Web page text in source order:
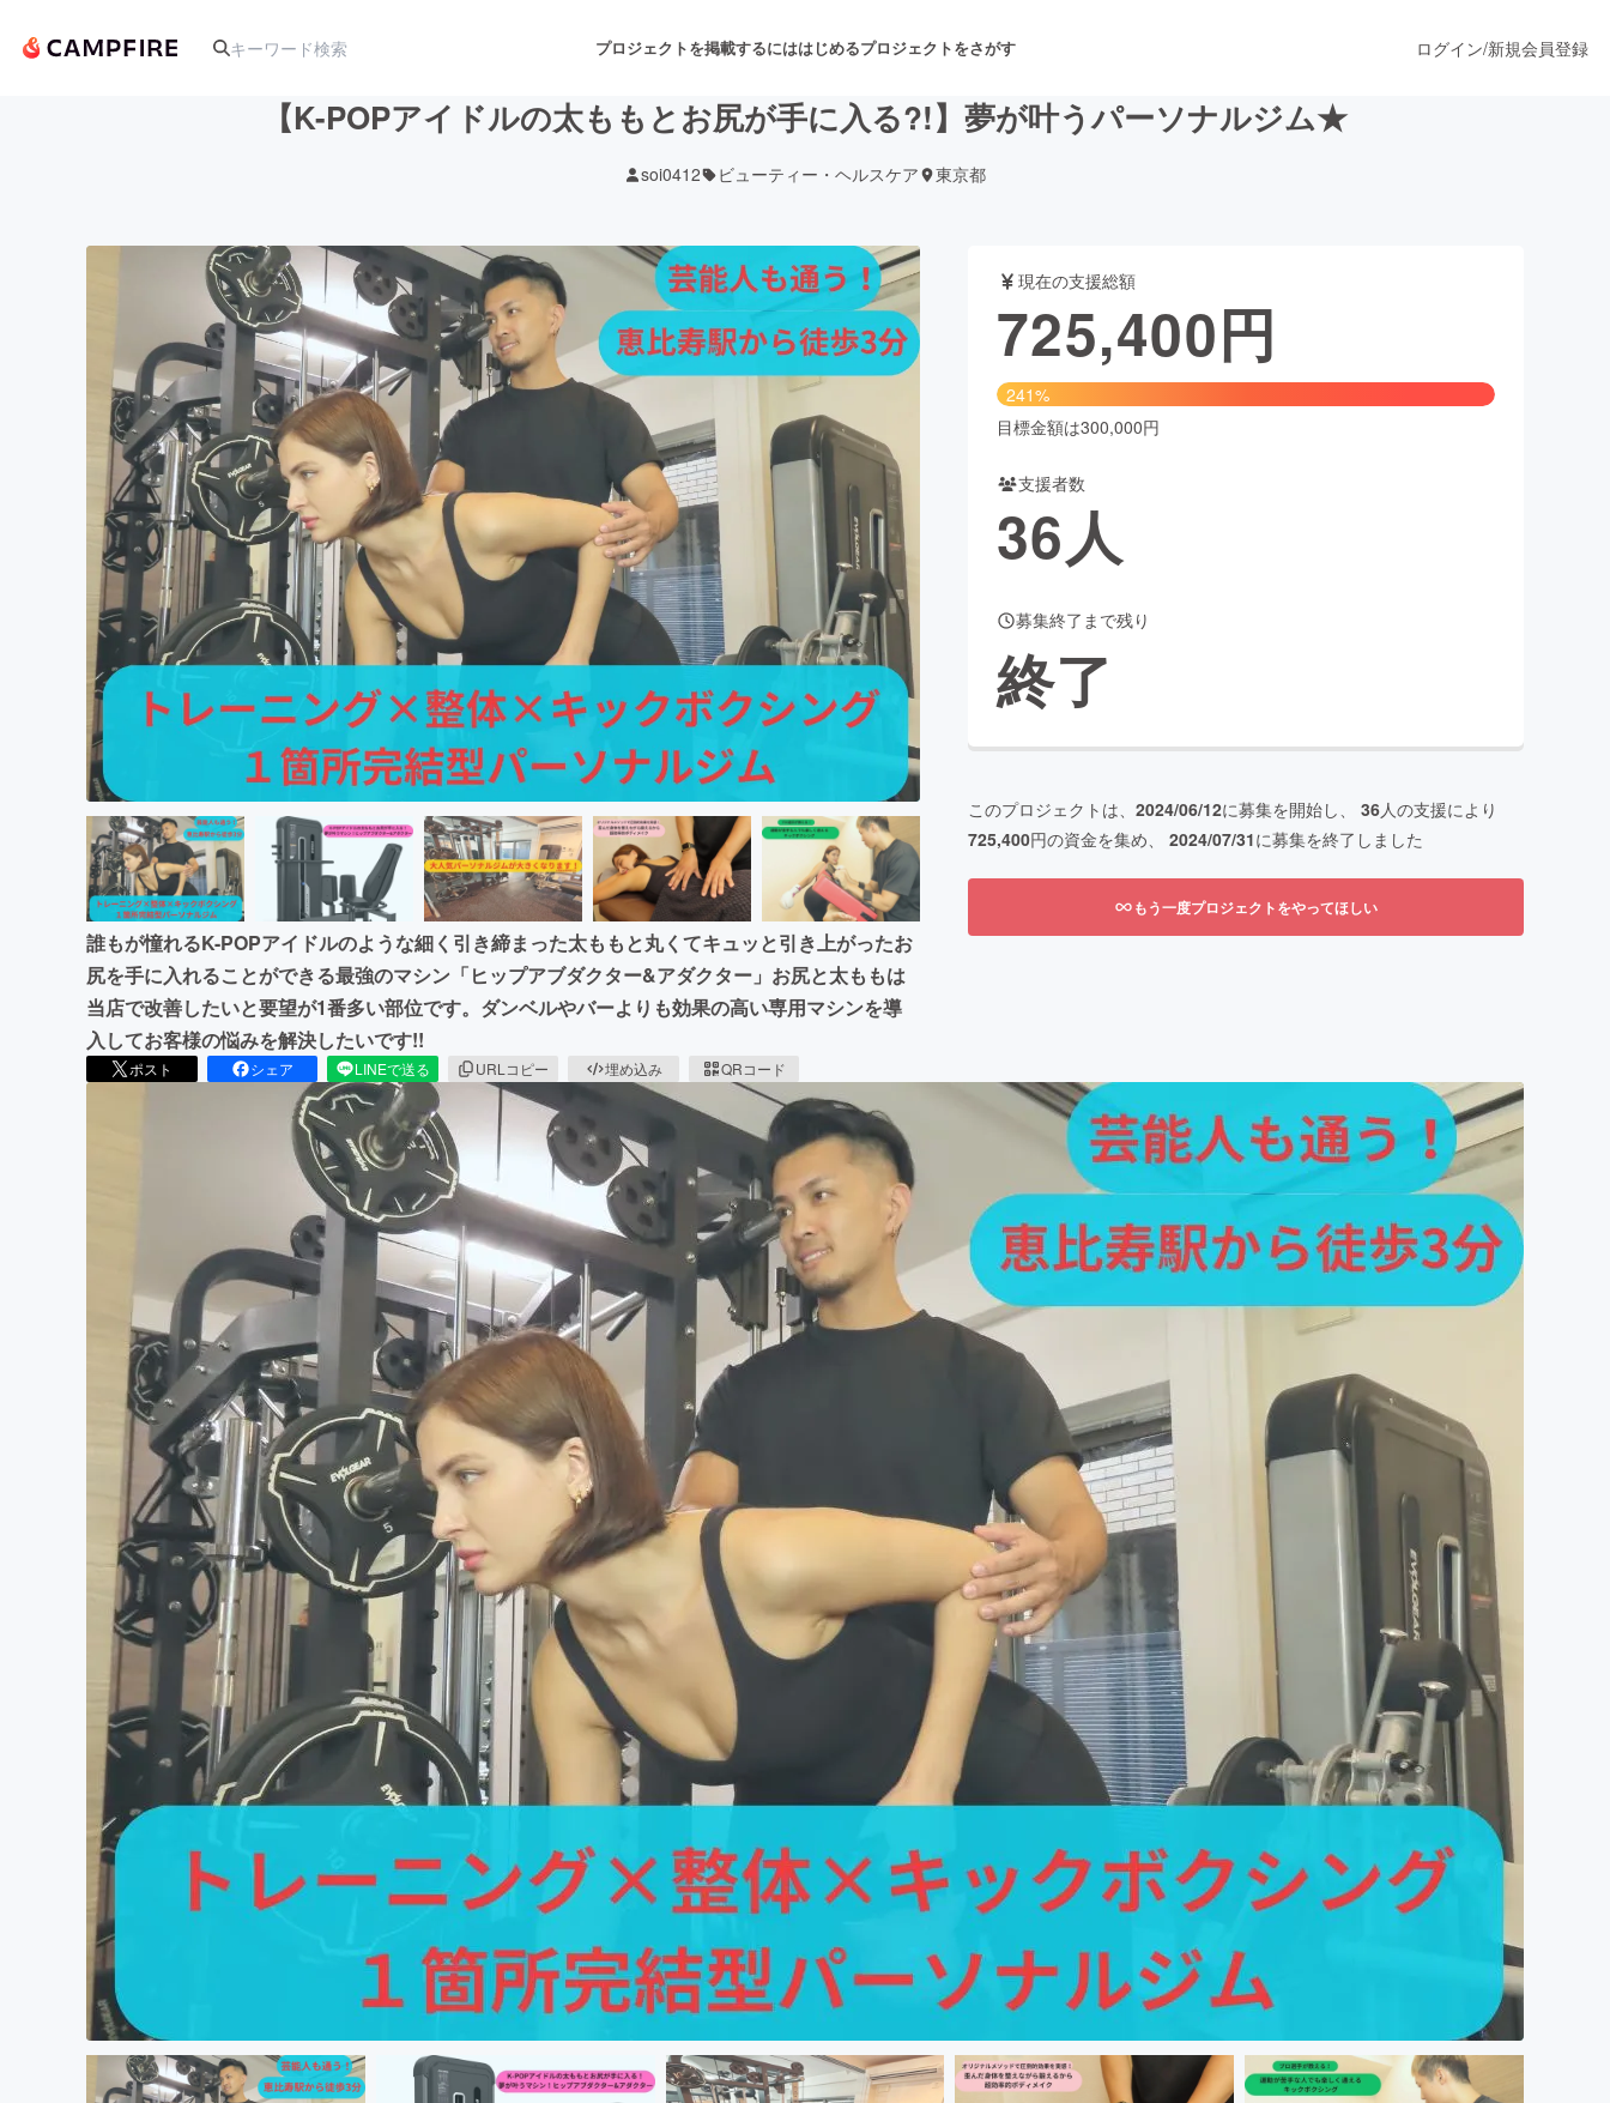
プロジェクトを掲載するにははじめるプロジェクトをさがす
アート・写真 音楽 舞台・パフォーマンス
テクノロジー・ガジェット ゲーム・サービス開発 フード・飲食店 ファッション
映像・映画 書籍・雑誌出版
ビジネス・起業 チャレンジ ビューティー・ヘルスケア
まちづくり・地域活性化
CAMPFIRE for Social GoodCAMPFIRE Creation
CAMPFIREふるさと納税machi-yaコミュニティ
ログイン/新規会員登録
【K-POPアイドルの太ももとお尻が手に入る?!】夢が叶うパーソナルジム★
soi0412 ビューティー・ヘルスケア 東京都
誰もが憧れるK-POPアイドルのような細く引き締まった太ももと丸くてキュッと引き上がったお
尻を手に入れることができる最強のマシン「ヒップアブダクター&アダクター」お尻と太ももは
当店で改善したいと要望が1番多い部位です。ダンベルやバーよりも効果の高い専用マシンを導
入してお客様の悩みを解決したいです!!
ポスト シェア LINEで送る URLコピー 埋め込み QRコード
現在の支援総額
725,400円
241%
目標金額は300,000円
支援者数
36人
募集終了まで残り
終了
このプロジェクトは、 2024/06/12に募集を開始し、 36人の支援により
725,400円の資金を集め、 2024/07/31に募集を終了しました
もう一度プロジェクトをやってほしい